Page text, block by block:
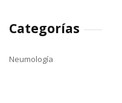
Categorías
Neumología